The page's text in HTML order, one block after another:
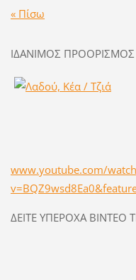
« Πίσω
ΙΔΑΝΙΜΟΣ ΠΡΟΟΡΙΣΜΟΣ
www.youtube.com/
ΔΕΙΤΕ ΥΠΕΡΟΧΑ ΒΙΝΤΕΟ